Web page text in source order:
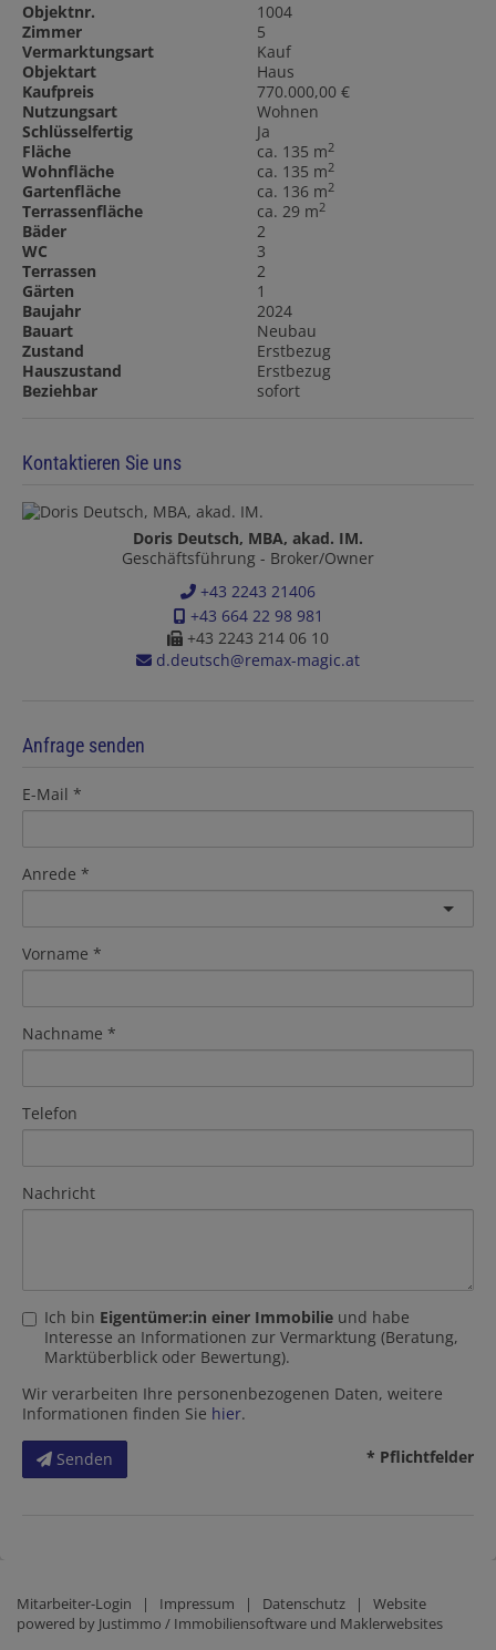
Objektnr.
1004
Zimmer
5
Vermarktungsart
Kauf
Objektart
Haus
Kaufpreis
770.000,00 €
Nutzungsart
Wohnen
Schlüsselfertig
Ja
Fläche
ca. 135 m2
Wohnfläche ca. 135 m2
Gartenfläche ca. 136 m2
Terrassenfläche ca. 29 m2
Bäder
2
WC
3
Terrassen
2
Gärten
1
Baujahr
2024
Bauart
Neubau
Zustand
Erstbezug
Hauszustand
Erstbezug
Beziehbar
sofort
Kontaktieren Sie uns
Doris Deutsch, MBA, akad. IM.
Geschäftsführung - Broker/Owner
+43 2243 21406
+43 664 22 98 981
+43 2243 214 06 10
d.deutsch@remax-magic.at
Anfrage senden
E-Mail
Anrede
Vorname
Nachname
Telefon
Nachricht
Ich bin Eigentümer:in einer Immobilie und habe
Interesse an Informationen zur Vermarktung (Beratung,
Marktüberblick oder Bewertung).
Wir verarbeiten Ihre personenbezogenen Daten, weitere
Informationen finden Sie hier.
Senden * Pflichtfelder
Mitarbeiter-Login | Impressum | Datenschutz | Website
powered by Justimmo / Immobiliensoftware und Maklerwebsites